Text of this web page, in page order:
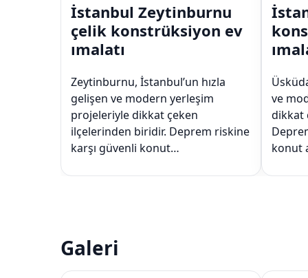
İstanbul Zeytinburnu
çelik konstrüksiyon ev
ımalatı
Zeytinburnu, İstanbul’un hızla
gelişen ve modern yerleşim
projeleriyle dikkat çeken
ilçelerinden biridir. Deprem riskine
karşı güvenli konut…
ve
dikkat
konut
Galeri